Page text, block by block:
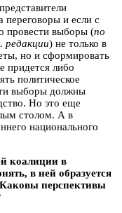
переговоры и если с
провести выборы (по
редакции) не только в
но и сформировать
придется либо
политическое
выборы должны
Но это еще
столом. А в
национального
коалиции в
в ней образуется
перспективы